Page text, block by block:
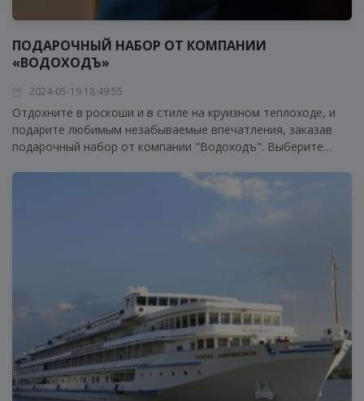
ПОДАРОЧНЫЙ НАБОР ОТ КОМПАНИИ
«ВОДОХОДЪ»
2024-05-19 18:49:55
Отдохните в роскоши и в стиле на круизном теплоходе, и
подарите любимым незабываемые впечатления, заказав
подарочный набор от компании "Водоходъ". Выберите
ваших близких сюрпризом, который запомнится на всю